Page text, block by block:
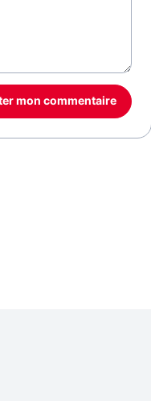
mon commentaire